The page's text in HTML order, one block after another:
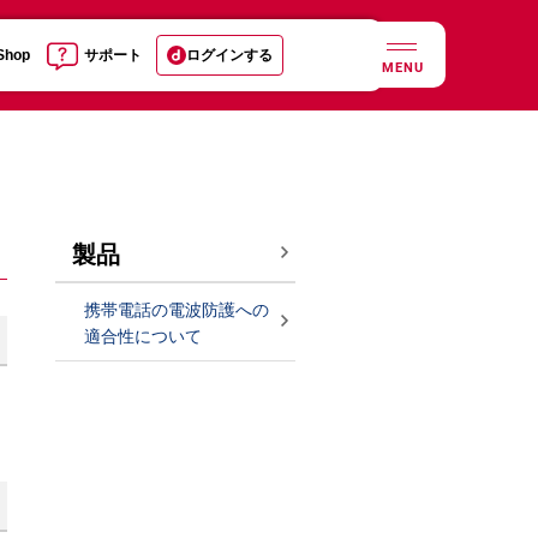
サポート ログインする
MENU
製品
携帯電話の電波防護への
適合性について